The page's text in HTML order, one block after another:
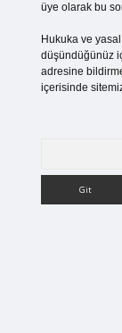
üye olarak bu
Hukuka ve
düşündüğünüz
adresine
içerisinde